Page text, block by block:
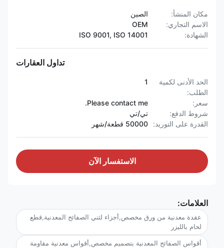
مكان المنشأ:
الصين
الاسم التجاري:
OEM
الشهادة:
ISO 9001, ISO 14001
تداول العقارات
الحد الأدنى لكمية
الطلب:
1
سعر:
Please contact me.
شروط الدفع:
تي/تي
القدرة على التوريد:
50000 قطعة/شهر
الاستفسار الآن
العلامات:
عقدة معدنية من ورق مخصص,أجزاء لثني الصفائح المعدنية,قطع
لحام بالليزر
أقواس الصفائح المعدنية بتصميم مخصص,أقواس معدنية مقاومة